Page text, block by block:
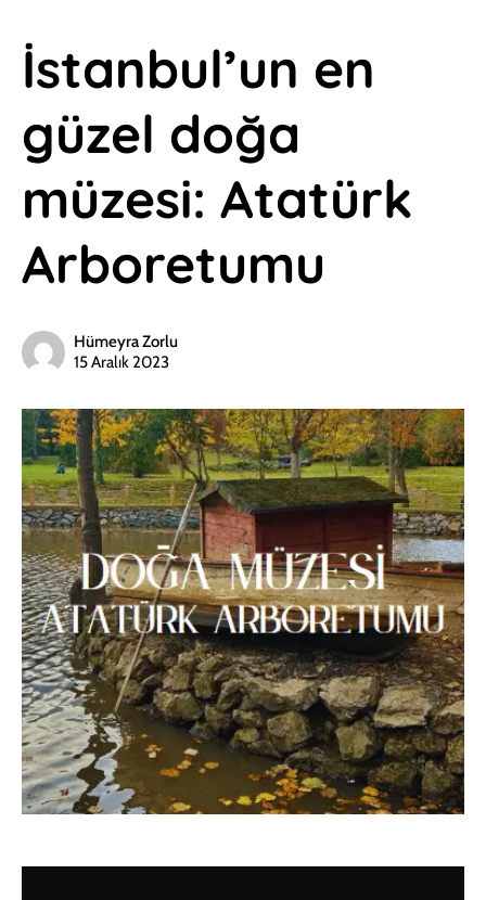
İstanbul’un en
güzel doğa
müzesi: Atatürk
Arboretumu
Hümeyra Zorlu
15 Aralık 2023